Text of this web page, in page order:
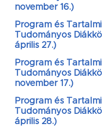
november 16.)
Program és
Tudományos
április 27.)
Program és
Tudományos
november 17.)
Program és
Tudományos
április 28.)